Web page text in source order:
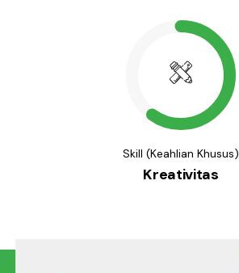
Skill (Keahlian Khusus)
Kreativitas